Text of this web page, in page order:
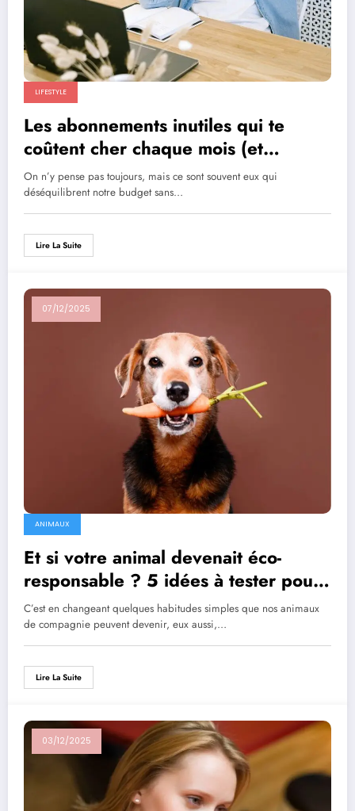
LIFESTYLE
Les abonnements inutiles qui te
coûtent cher chaque mois (et
comment les supprimer facilement)
On n’y pense pas toujours, mais ce sont souvent eux qui
déséquilibrent notre budget sans…
Lire La Suite
07/12/2025
ANIMAUX
Et si votre animal devenait éco-
responsable ? 5 idées à tester pour
protéger la Planète
C’est en changeant quelques habitudes simples que nos animaux
de compagnie peuvent devenir, eux aussi,…
Lire La Suite
03/12/2025